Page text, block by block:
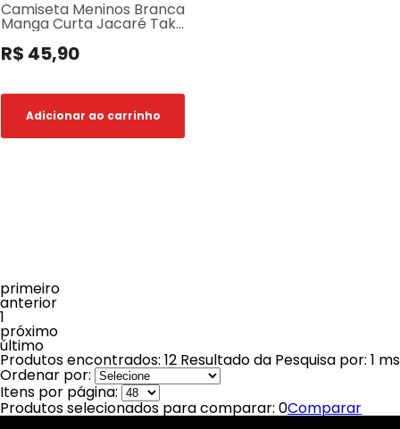
Camiseta Meninos Branca
Manga Curta Jacaré Take
It Easy
R$ 45,90
Adicionar ao carrinho
primeiro
anterior
1
próximo
último
Produtos encontrados: 12 Resultado da Pesquisa por: 1 ms
Ordenar por:
Itens por página:
Produtos selecionados para comparar: 0Comparar